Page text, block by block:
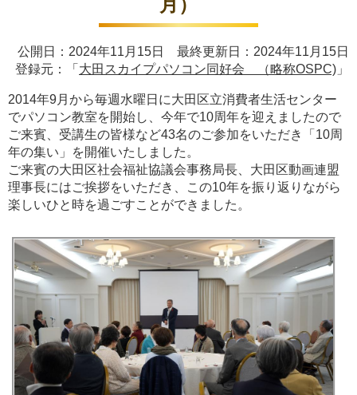
月）
公開日：2024年11月15日 最終更新日：2024年11月15日
登録元：「 大田スカイプパソコン同好会 （略称OSPC) 」
2014年9月から毎週水曜日に大田区立消費者生活センター
でパソコン教室を開始し、今年で10周年を迎えましたので
ご来賓、受講生の皆様など43名のご参加をいただき「10周
年の集い」を開催いたしました。
ご来賓の大田区社会福祉協議会事務局長、大田区動画連盟
理事長にはご挨拶をいただき、この10年を振り返りながら
楽しいひと時を過ごすことができました。